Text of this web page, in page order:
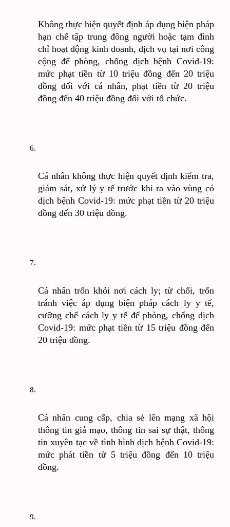
Không thực hiện quyết định áp dụng biện pháp
hạn chế tập trung đông người hoặc tạm đình
chỉ hoạt động kinh doanh, dịch vụ tại nơi công
cộng để phòng, chống dịch bệnh Covid-19:
mức phạt tiền từ 10 triệu đồng đến 20 triệu
đồng đối với cá nhân, phạt tiền từ 20 triệu
đồng đến 40 triệu đồng đối với tổ chức.
Cá nhân không thực hiện quyết định kiểm tra,
giám sát, xử lý y tế trước khi ra vào vùng có
dịch bệnh Covid-19: mức phạt tiền từ 20 triệu
đồng đến 30 triệu đồng.
Cá nhân trốn khỏi nơi cách ly; từ chối, trốn
tránh việc áp dụng biện pháp cách ly y tế,
cưỡng chế cách ly y tế để phòng, chống dịch
Covid-19: mức phạt tiền từ 15 triệu đồng đến
20 triệu đồng.
Cá nhân cung cấp, chia sẻ lên mạng xã hội
thông tin giả mạo, thông tin sai sự thật, thông
tin xuyên tạc về tình hình dịch bệnh Covid-19:
mức phát tiền từ 5 triệu đồng đến 10 triệu
đồng.